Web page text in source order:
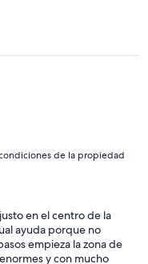
de la propiedad
en el centro de la
ayuda porque no
empieza la zona de
y con mucho